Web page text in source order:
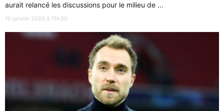
aurait relancé les discussions pour le milieu de ...
10 janvier 2020 à 15h30